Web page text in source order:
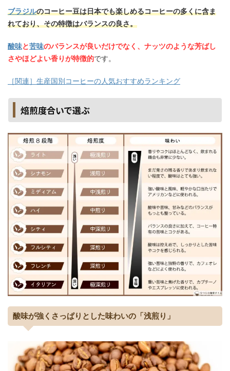
ブラジルのコーヒー豆は日本でも楽しめるコーヒーの多くに含ま
れており、その特徴はバランスの良さ。
酸味と苦味のバランスが良いだけでなく、ナッツのような芳ばし
さやほどよい香りが特徴的です。
［関連］生産国別コーヒーの人気おすすめランキング
焙煎度合いで選ぶ
酸味が強くさっぱりとした味わいの「浅煎り」